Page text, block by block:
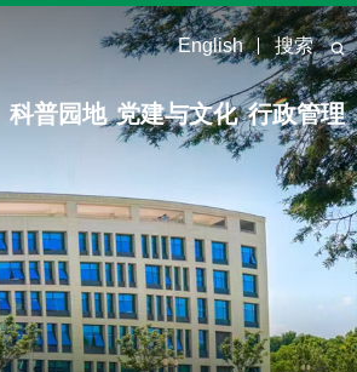
English 搜索
科普园地 党建与文化 行政管理